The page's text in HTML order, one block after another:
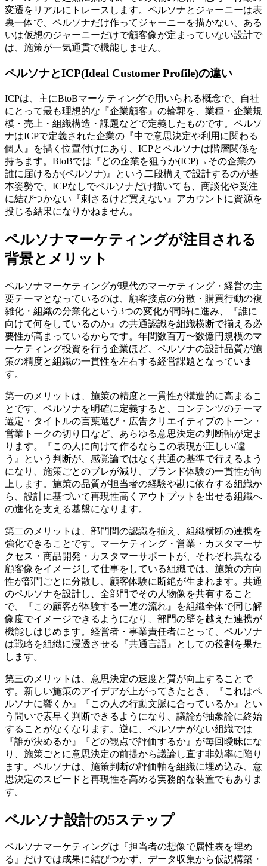
変遷をリアルにトレースします。ペルソナとジャーニーは表
裏一体で、ペルソナだけ作ってジャーニーを描かない、ある
いは仮想のジャーニーだけで顧客像が定まっていない設計で
は、施策が一気通貫で機能しません。
ペルソナとICP(Ideal Customer Profile)の違い
ICPは、主にBtoBマーケティングで用いられる概念で、自社
にとって最も理想的な『企業顧客』の輪郭を、業種・企業規
模・売上・組織構造・課題などで定義したものです。ペルソ
ナはICPで定義された企業の『中で意思決定や利用に関わる
個人』を描く位置付けにあり、ICPとペルソナは階層関係を
持ちます。BtoBでは『どの企業を狙うか(ICP)→その企業の
誰に届けるか(ペルソナ)』という二段構えで設計するのが基
本姿勢で、ICPなしでペルソナだけ描いても、商談化や受注
に結びつかない『刺さるけど買えない』アカウントに資源を
投じる結果になりかねません。
ペルソナマーケティングが注目される
背景とメリット
ペルソナマーケティングが現代のマーケティング・経営の主
要テーマとなっているのは、顧客接点の分散・購買行動の複
雑化・組織の分業化という3つの変化が同時に進み、『誰に
向けて何をしているのか』の共通認識を組織横断で揃える必
要性が高まっているからです。年間数百万〜数億円規模のマ
ーケティング投資を行う企業ほど、ペルソナの設計品質が施
策の精度と組織の一貫性を左右する経営課題となっていま
す。
第一のメリットは、施策の精度と一貫性が構造的に高まるこ
とです。ペルソナを明確に定義すると、コンテンツのテーマ
選定・タイトルの言葉選び・広告クリエイティブのトーン・
営業トークの切り口など、あらゆる意思決定の判断軸が定ま
ります。『この人に向けて作るならこの表現が正しい/違
う』という判断が、感覚論ではなく共通の基準で行えるよう
になり、施策ごとのブレが減り、ブランド体験の一貫性が向
上します。施策の品質が担当者の経験や勘に依存する組織か
ら、設計に基づいて再現性高くアウトプットを出せる組織へ
の進化を支える基盤になります。
第二のメリットは、部門間の認識を揃え、組織横断の連携を
強化できることです。マーケティング・営業・カスタマーサ
クセス・商品開発・カスタマーサポートが、それぞれ異なる
顧客像をイメージして仕事をしている組織では、施策の方向
性が部門ごとに分散し、顧客体験に断絶が生まれます。共通
のペルソナを設計し、全部門でその人物像を共有すること
で、『この顧客が体験する一連の流れ』を組織全体で同じ解
像度でイメージできるようになり、部門の壁を越えた連携が
機能しはじめます。経営者・事業責任者にとって、ペルソナ
は戦略を組織に浸透させる『共通言語』としての役割を果た
します。
第三のメリットは、意思決定の速度と質が向上することで
す。新しい施策のアイデアが上がってきたとき、『これはペ
ルソナに響くか』『この人の行動文脈に合っているか』とい
う問いで素早く判断できるようになり、議論が抽象論に終始
することがなくなります。逆に、ペルソナがない組織では
『誰が決めるか』『どの観点で評価するか』が毎回曖昧にな
り、施策ごとに意思決定の前提から議論し直す非効率に陥り
ます。ペルソナは、施策判断の評価軸を組織に埋め込み、意
思決定のスピードと再現性を高める実務的な装置でもありま
す。
ペルソナ設計の5ステップ
ペルソナマーケティングは『担当者の想像で属性表を埋め
る』だけでは成果に結びつかず、データ収集から仮説構築・